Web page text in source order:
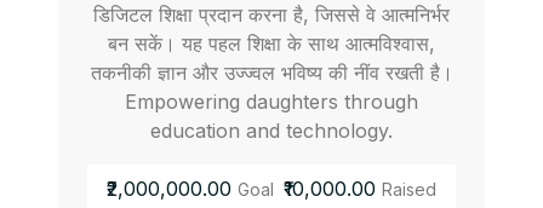
डिजिटल शिक्षा प्रदान करना है, जिससे वे आत्मनिर्भर
बन सकें। यह पहल शिक्षा के साथ आत्मविश्वास,
तकनीकी ज्ञान और उज्ज्वल भविष्य की नींव रखती है।
Empowering daughters through
education and technology.
₹2,000,000.00 Goal ₹10,000.00 Raised